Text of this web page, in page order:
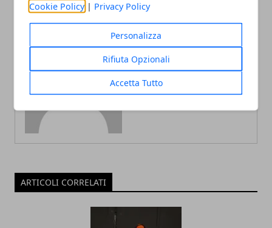
Cookie Policy | Privacy Policy
Personalizza
Rifiuta Opzionali
Accetta Tutto
Redazione
ARTICOLI CORRELATI